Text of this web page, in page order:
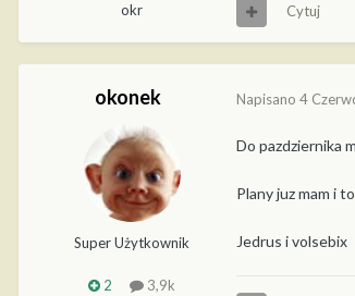
okr
Cytuj
okonek
Super Użytkownik
2
3,9k
Napisano 4
Do pazdziernika
Plany juz mam i
Jedrus i volsebix